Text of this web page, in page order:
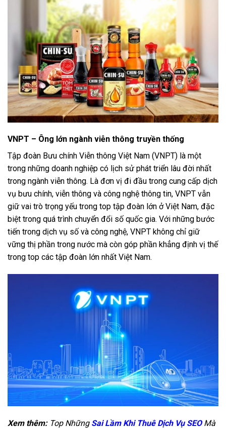
VNPT – Ông lớn ngành viễn thông truyền thống
Tập đoàn Bưu chính Viễn thông Việt Nam (VNPT) là một
trong những doanh nghiệp có lịch sử phát triển lâu đời nhất
trong ngành viễn thông. Là đơn vị đi đầu trong cung cấp dịch
vụ bưu chính, viễn thông và công nghệ thông tin, VNPT vẫn
giữ vai trò trọng yếu trong top tập đoàn lớn ở Việt Nam, đặc
biệt trong quá trình chuyển đổi số quốc gia. Với những bước
tiến trong dịch vụ số và công nghệ, VNPT không chỉ giữ
vững thị phần trong nước mà còn góp phần khẳng định vị thế
trong top các tập đoàn lớn nhất Việt Nam.
Xem thêm: Top Những Sai Lầm Khi Thuê Dịch Vụ SEO Mà